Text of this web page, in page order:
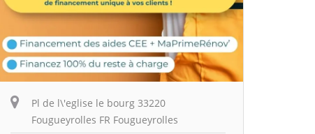
Pl de l\'eglise le bourg 33220
Fougueyrolles FR Fougueyrolles